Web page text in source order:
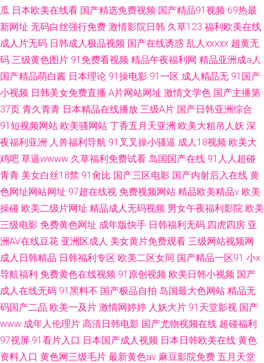
瓜 日本欧美在线看 国产精选免费视频 国产精品91视频 69热最
新网址 无码白丝强行免费 激情影院日韩 久草123 福利欧美在线
成人片无码 日韩成人极品视频 国产在线诱惑 乱人xxxxx 超黄无
码 三级黄色图片 91免费看视频 精品午夜福利网 精品亚洲成a人
国产精品萌白酱 日本理论 91操电影 91一区 成人精品无 91国产
小视频 日韩美女免费直播 A片网站网址 激情文学色 国产主播第
37页 青久青青 日本精品在线播放 三级A片 国产日韩亚洲综合
91短视频网站 欧美骚网站 丁香五月天亚洲 欧美大粗吊人妖 深
夜福利亚洲 人兽福利导航 91叉叉操小骚逼 成人18视频 欧美大
鸡吧 草逼wwww 久草福利免费试看 岛国国产在线 91人人超碰
青青 美女白丝18禁 91肏比 国产三区电影 国产内射后入在线 黄
色网址网站网址 97超在线视 免费视频网站 精品欧美精品v 欧美
操碰 欧美二级片网址 精品成人无码视频 男女午夜福利影院 欧美
三级电影 免费黄色网址 成年版快手 日韩福利无码 四虎四房 亚
洲AV在线豆花 亚洲区成人 美女黄片免费观看 三级网站视频网
成人日韩精品 日韩福利专区 欧美二区女同 国产精品一区91 小x
导航福利 免费黄色在线视频 91原创视频 欧美日韩小视频 国产
成人在线无码 91黑料不 国产极品自拍 岛国最大色网站 精品无
码国产二品 欧美一及片 激情网婷婷 人妖大片 91天堂影视 国产
www 成年人伦理片 高清日韩电影 国产尤物视频在线 超碰福利
97视屏 91看片入口 日本国产成人视频 日本日韩欧美在线 黄色
资料入口 黄色网三级毛片 最新黄色av 麻豆影院免费 五月天堂